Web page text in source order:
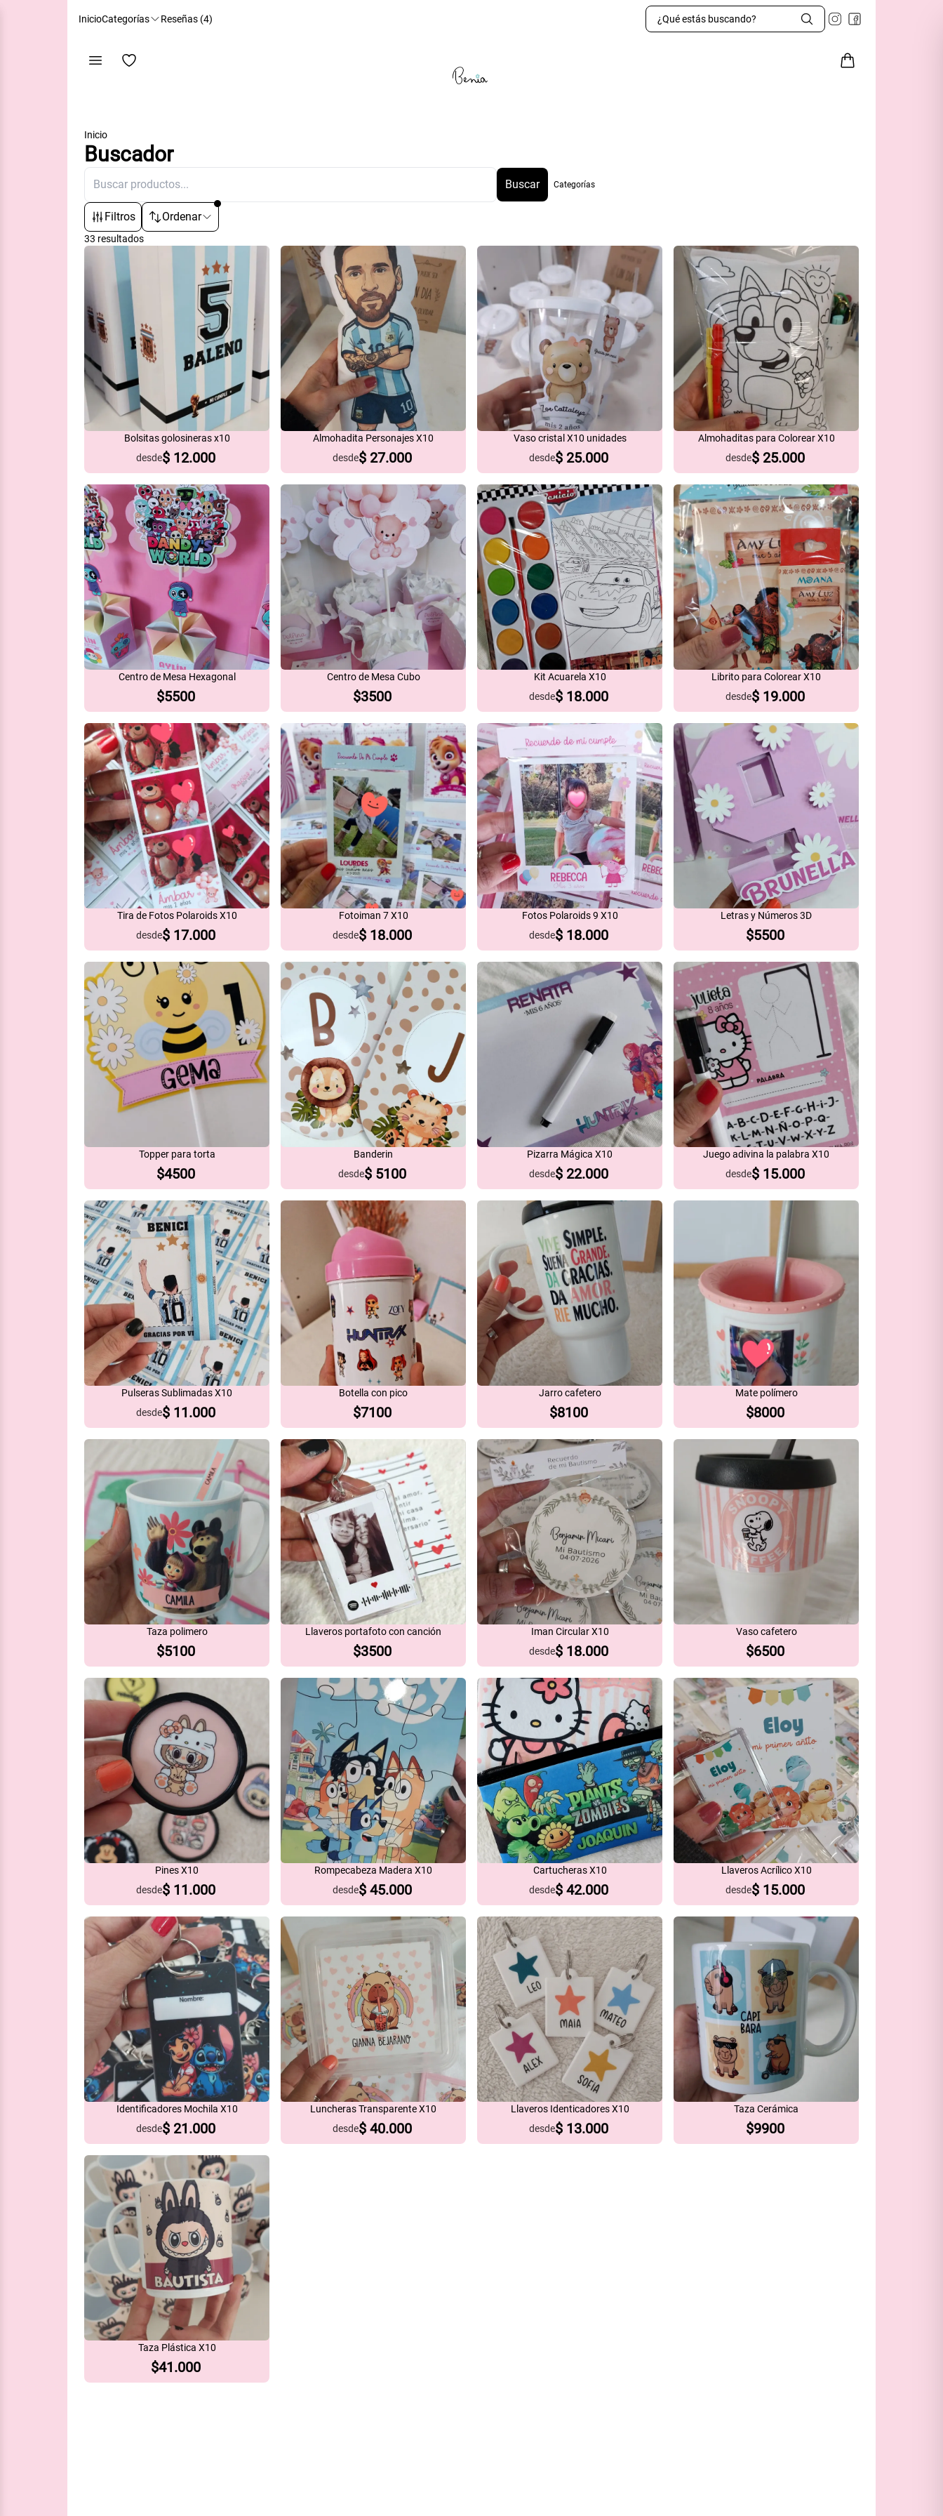
InicioCategorías Reseñas (4)
Inicio
Buscador
Buscar Categorías
Filtros Ordenar
33 resultados
Bolsitas golosineras x10
desde$ 12.000
Almohadita Personajes X10
desde$ 27.000
Vaso cristal X10 unidades
desde$ 25.000
Almohaditas para Colorear X10
desde$ 25.000
Centro de Mesa Hexagonal
$5500
Centro de Mesa Cubo
$3500
Kit Acuarela X10
desde$ 18.000
Librito para Colorear X10
desde$ 19.000
Tira de Fotos Polaroids X10
desde$ 17.000
Fotoiman 7 X10
desde$ 18.000
Fotos Polaroids 9 X10
desde$ 18.000
Letras y Números 3D
$5500
Topper para torta
$4500
Banderin
desde$ 5100
Pizarra Mágica X10
desde$ 22.000
Juego adivina la palabra X10
desde$ 15.000
Pulseras Sublimadas X10
desde$ 11.000
Botella con pico
$7100
Jarro cafetero
$8100
Mate polímero
$8000
Taza polimero
$5100
Llaveros portafoto con canción
$3500
Iman Circular X10
desde$ 18.000
Vaso cafetero
$6500
Pines X10
desde$ 11.000
Rompecabeza Madera X10
desde$ 45.000
Cartucheras X10
desde$ 42.000
Llaveros Acrílico X10
desde$ 15.000
Identificadores Mochila X10
desde$ 21.000
Luncheras Transparente X10
desde$ 40.000
Llaveros Identicadores X10
desde$ 13.000
Taza Cerámica
$9900
Taza Plástica X10
$41.000